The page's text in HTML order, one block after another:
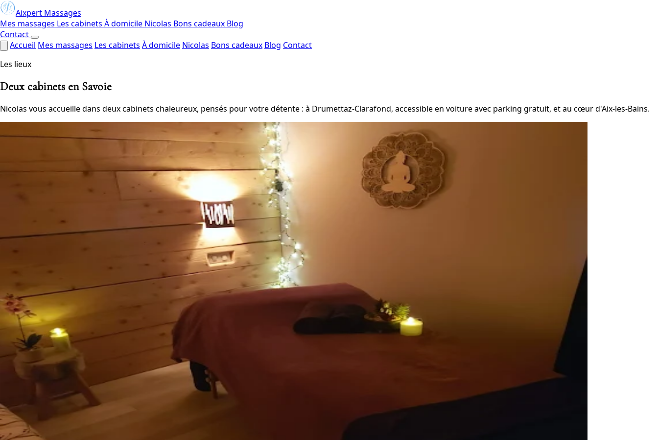
Aixpert Massages
Mes massages Les cabinets À domicile Nicolas Bons cadeaux Blog
Contact
Accueil Mes massages Les cabinets À domicile Nicolas Bons cadeaux Blog Contact
Les lieux
Deux cabinets en Savoie
Nicolas vous accueille dans deux cabinets chaleureux, pensés pour votre détente : à Drumettaz-Clarafond, accessible en voiture avec parking gratuit, et au cœur d'Aix-les-Bains.